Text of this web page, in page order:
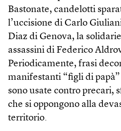
Bastonate, candelotti
l’uccisione di Carlo
Diaz di Genova, la
assassini di Federico
Periodicamente, frasi
manifestanti “figli di
sono usate contro precari,
che si oppongono alla
territorio.